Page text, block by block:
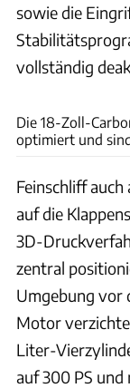
sowie die
vollständig
Die 18-Zoll-
optimiert und
Feinschliff
auf die
3D-
zentral
Umgebung vor
Motor
Liter-
auf 300 PS